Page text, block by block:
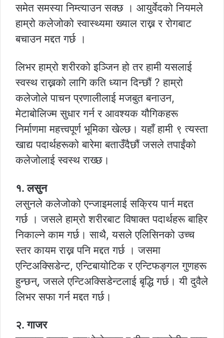
समेत समस्या निम्त्याउन सक्छ । आयुर्वेदको नियमले
हाम्रो कलेजोको स्वास्थ्यमा ख्याल राख्न र रोगबाट
बचाउन मद्दत गर्छ ।
लिभर हाम्रो शरीरको इञ्जिन हो तर हामी यसलाई
स्वस्थ राख्नको लागि कति ध्यान दिन्छौं ? हाम्रो
कलेजोले पाचन प्रणालीलाई मजबुत बनाउन,
मेटाबोलिज्म सुधार गर्न र आवश्यक यौगिकहरू
निर्माणमा महत्त्वपूर्ण भूमिका खेल्छ। यहाँ हामी ९ त्यस्ता
खाद्य पदार्थहरूको बारेमा बताउँदैछौं जसले तपाईंको
कलेजोलाई स्वस्थ राख्छ।
१. लसुन
लसुनले कलेजोको एन्जाइमलाई सक्रिय पार्न मद्दत
गर्छ । जसले हाम्रो शरीरबाट विषाक्त पदार्थहरू बाहिर
निकाल्ने काम गर्छ। साथै, यसले एलिसिनको उच्च
स्तर कायम राख्न पनि मद्दत गर्छ । जसमा
एन्टिअक्सिडेन्ट, एन्टिबायोटिक र एन्टिफङ्गल गुणहरू
हुन्छन्, जसले एन्टिअक्सिडेन्टलाई बृद्धि गर्छ। यी दुवैले
लिभर सफा गर्न मद्दत गर्छ।
२. गाजर